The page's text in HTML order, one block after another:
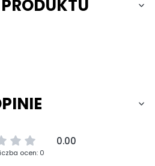
0.00
ocen: 0